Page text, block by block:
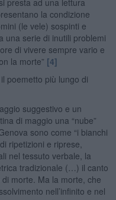
la condizione
(le vele) sospinti e
una serie di inutili problemi
di vivere sempre vario e
la morte” [4]
, il poemetto più lungo di
suggestivo e un
di maggio una “nube”
sono come “i bianchi
ripetizioni e riprese,
nel tessuto verbale, la
tradizionale (…) il canto
morte. Ma la morte, che
nell’infinito e nel